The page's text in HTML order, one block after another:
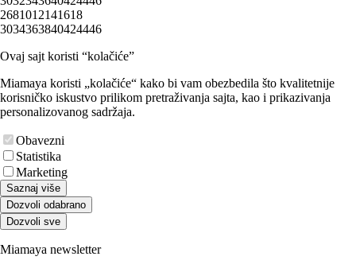
2681012141618
3034363840424446
Ovaj sajt koristi “kolačiće”
Miamaya koristi „kolačiće“ kako bi vam obezbedila što kvalitetnije
korisničko iskustvo prilikom pretraživanja sajta, kao i prikazivanja
personalizovanog sadržaja.
Obavezni
Statistika
Marketing
Saznaj više
Dozvoli odabrano
Dozvoli sve
Miamaya newsletter